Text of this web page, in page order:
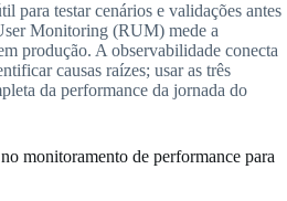
para testar cenários e validações antes
Monitoring (RUM) mede a
produção. A observabilidade conecta
causas raízes; usar as três
da performance da jornada do
monitoramento de performance para